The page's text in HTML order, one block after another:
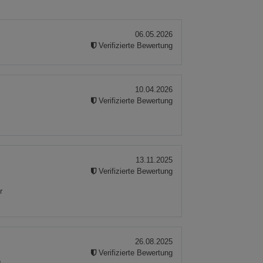
06.05.2026
Verifizierte Bewertung
10.04.2026
Verifizierte Bewertung
13.11.2025
Verifizierte Bewertung
26.08.2025
Verifizierte Bewertung